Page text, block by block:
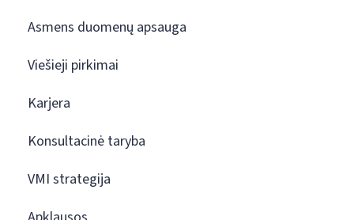
Asmens duomenų apsauga
Viešieji pirkimai
Karjera
Konsultacinė taryba
VMI strategija